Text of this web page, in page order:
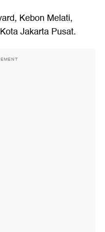
Kebon Melati,
Jakarta Pusat.